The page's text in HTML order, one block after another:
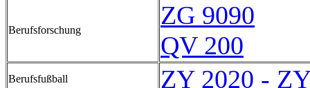
Berufsforschung
ZG 9090
QV 200
Berufsfußball ZY 2020 -